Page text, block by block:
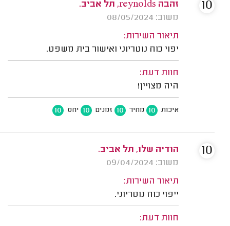
זהבה reynolds, תל אביב.
משוב: 08/05/2024
תיאור השירות:
יפוי כוח נוטריוני ואישור בית משפט.
חוות דעת:
היה מצויין!
איכות 10 מחיר 10 זמנים 10 יחס 10
10
הודיה שלו, תל אביב.
משוב: 09/04/2024
תיאור השירות:
ייפוי כוח נוטריוני.
חוות דעת:
10